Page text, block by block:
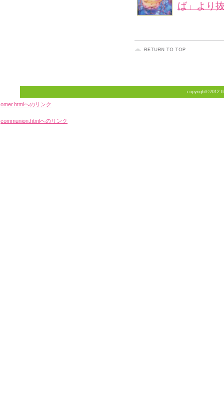
ば」より
copyright©2012
omer.htmlへのリンク
communion.htmlへのリンク